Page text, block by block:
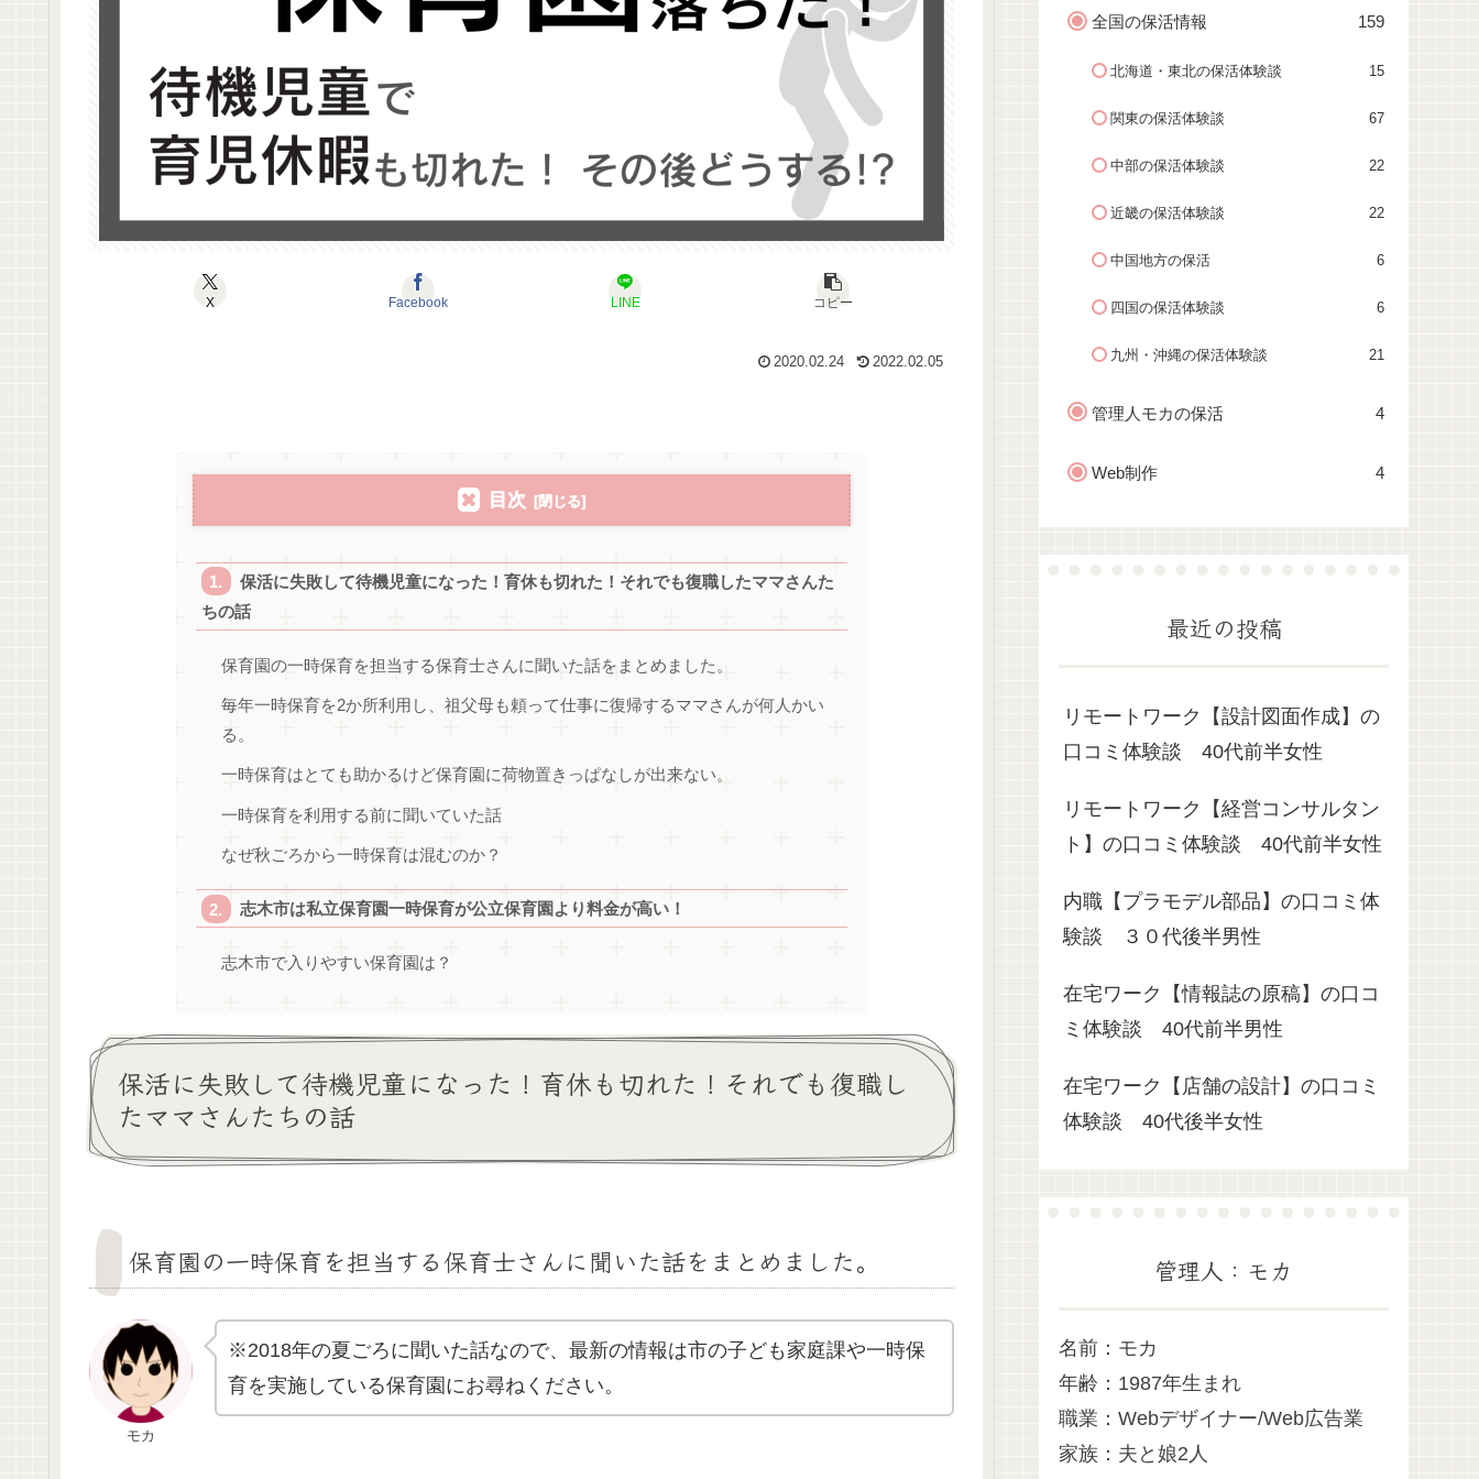
X Facebook LINE コピー
2020.02.24 2022.02.05
目次
保活に失敗して待機児童になった！育休も切れた！それでも復職したママさんた
ちの話
保育園の一時保育を担当する保育士さんに聞いた話をまとめました。
毎年一時保育を2か所利用し、祖父母も頼って仕事に復帰するママさんが何人かい
る。
一時保育はとても助かるけど保育園に荷物置きっぱなしが出来ない。
一時保育を利用する前に聞いていた話
なぜ秋ごろから一時保育は混むのか？
志木市は私立保育園一時保育が公立保育園より料金が高い！
志木市で入りやすい保育園は？
保活に失敗して待機児童になった！育休も切れた！それでも復職し
たママさんたちの話
保育園の一時保育を担当する保育士さんに聞いた話をまとめました。
モカ
※2018年の夏ごろに聞いた話なので、最新の情報は市の子ども家庭課や一時保
育を実施している保育園にお尋ねください。
全国の保活情報 159
北海道・東北の保活体験談 15
関東の保活体験談 67
中部の保活体験談 22
近畿の保活体験談 22
中国地方の保活 6
四国の保活体験談 6
九州・沖縄の保活体験談 21
管理人モカの保活 4
Web制作 4
最近の投稿
リモートワーク【設計図面作成】の
口コミ体験談 40代前半女性
リモートワーク【経営コンサルタン
ト】の口コミ体験談 40代前半女性
内職【プラモデル部品】の口コミ体
験談 ３０代後半男性
在宅ワーク【情報誌の原稿】の口コ
ミ体験談 40代前半男性
在宅ワーク【店舗の設計】の口コミ
体験談 40代後半女性
管理人：モカ
名前：モカ
年齢：1987年生まれ
職業：Webデザイナー/Web広告業
家族：夫と娘2人